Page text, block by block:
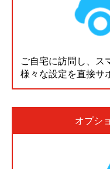
ご自宅に訪問し、ス
様々な設定を直接サ
オプシ